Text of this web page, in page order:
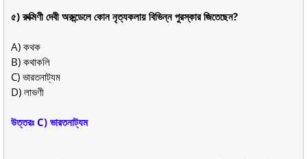
৫) রুক্মিণী দেবী অরুন্ডেলে কোন নৃত্যকলায় বিভিন্ন পুরস্কার জিতেছেন?
A) কথক
B) কথাকলি
C) ভারতনাট্যম
D) লাভণী
উত্তরঃ C) ভারতনাট্যম